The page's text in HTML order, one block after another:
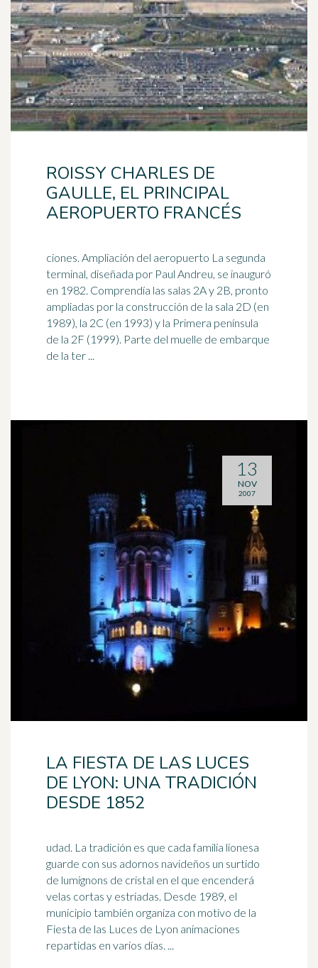
ROISSY CHARLES DE
GAULLE, EL PRINCIPAL
AEROPUERTO FRANCÉS
ciones. Ampliación del aeropuerto La segunda
terminal, diseñada por Paul Andreu, se inauguró
en 1982. Comprendía las salas 2A y 2B, pronto
ampliadas por la construcción de la sala 2D (en
1989), la 2C (en 1993) y la Primera península
de la 2F (1999). Parte del muelle de embarque
de la ter ...
LA FIESTA DE LAS LUCES
DE LYON: UNA TRADICIÓN
DESDE 1852
udad. La tradición es que cada familia lionesa
guarde con sus adornos navideños un surtido
de lumignons de cristal en el que encenderá
velas cortas y estriadas. Desde 1989, el
municipio también organiza con motivo de la
Fiesta de las Luces de Lyon animaciones
repartidas en varios días. ...
13
NOV
2007